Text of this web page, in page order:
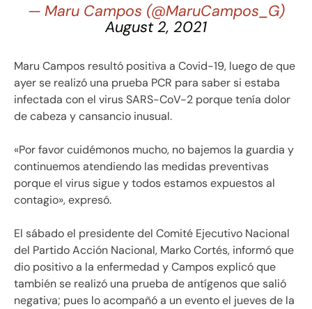
— Maru Campos (@MaruCampos_G)
August 2, 2021
Maru Campos resultó positiva a Covid-19, luego de que
ayer se realizó una prueba PCR para saber si estaba
infectada con el virus SARS-CoV-2 porque tenía dolor
de cabeza y cansancio inusual.
«Por favor cuidémonos mucho, no bajemos la guardia y
continuemos atendiendo las medidas preventivas
porque el virus sigue y todos estamos expuestos al
contagio», expresó.
El sábado el presidente del Comité Ejecutivo Nacional
del Partido Acción Nacional, Marko Cortés, informó que
dio positivo a la enfermedad y Campos explicó que
también se realizó una prueba de antígenos que salió
negativa; pues lo acompañó a un evento el jueves de la